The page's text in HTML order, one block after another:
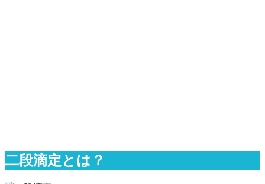
二段滴定とは？